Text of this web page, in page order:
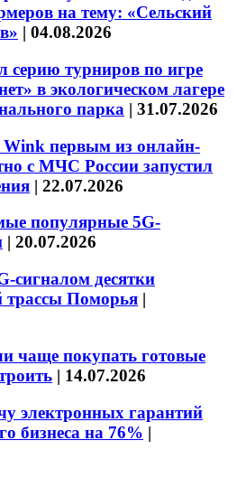
на тему: «Сельский
| 04.08.2026
серию турниров по игре
в экологическом лагере
парка | 31.07.2026
первым из онлайн-
с МЧС России запустил
| 22.07.2026
популярные 5G-
| 20.07.2026
сигналом десятки
трассы Поморья |
чаще покупать готовые
| 14.07.2026
электронных гарантий
бизнеса на 76% |